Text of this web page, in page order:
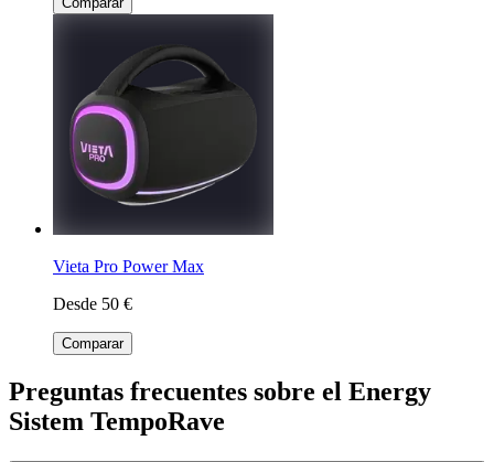
Vieta Pro Power Max
Desde 50 €
Comparar
Preguntas frecuentes sobre el Energy
Sistem TempoRave